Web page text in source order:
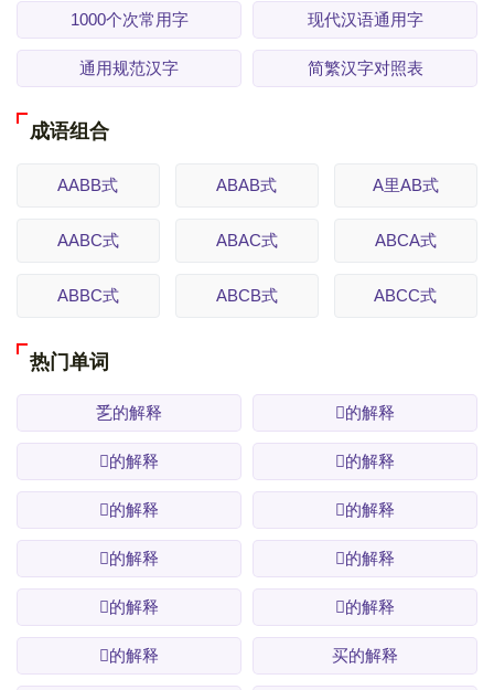
1000个次常用字 现代汉语通用字
通用规范汉字 简繁汉字对照表
成语组合
AABB式 ABAB式 A里AB式
AABC式 ABAC式 ABCA式
ABBC式 ABCB式 ABCC式
热门单词
乯的解释 𱁖的解释
𱁗的解释 𱁘的解释
𱁙的解释 𱁚的解释
𱁛的解释 𱁜的解释
𱁝的解释 𱁞的解释
𱁟的解释 买的解释